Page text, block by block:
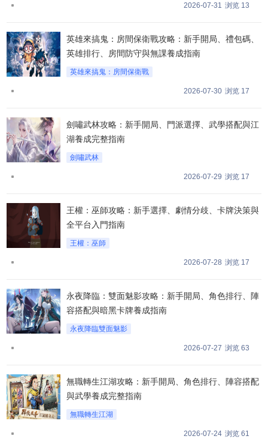
浏览 13
2026-07-31
英雄來搞鬼：房間保衛戰攻略：新手開局、禮包碼、
英雄排行、房間防守與無課養成指南
英雄來搞鬼：房間保衛戰
浏览 17
2026-07-30
劍嘯武林攻略：新手開局、門派選擇、武學搭配與江
湖養成完整指南
劍嘯武林
浏览 17
2026-07-29
王權：巫師攻略：新手選擇、劇情分歧、卡牌決策與
全平台入門指南
王權：巫師
浏览 17
2026-07-28
永夜降臨：雙面魅影攻略：新手開局、角色排行、陣
容搭配與暗黑卡牌養成指南
永夜降臨雙面魅影
浏览 63
2026-07-27
無職轉生江湖攻略：新手開局、角色排行、陣容搭配
與武學養成完整指南
無職轉生江湖
浏览 61
2026-07-24